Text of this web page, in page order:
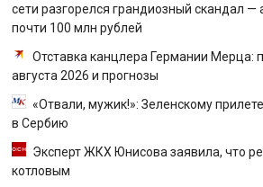
сети разгорелся грандиозный скандал —
почти 100 млн рублей
Отставка канцлера Германии Мерца:
августа 2026 и прогнозы
«Отвали, мужик!»: Зеленскому
в Сербию
Эксперт ЖКХ Юнисова заявила, что
котловым